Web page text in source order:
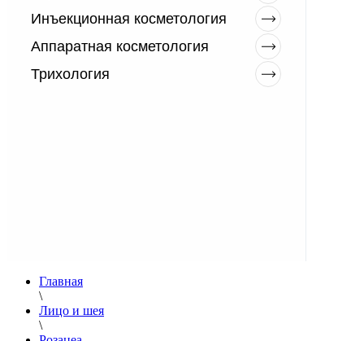
Инъекционная косметология
Аппаратная косметология
Трихология
Главная
\
Лицо и шея
\